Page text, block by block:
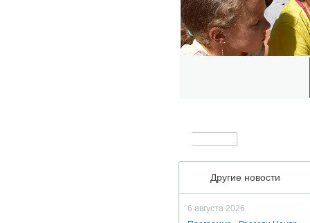
Другие новости
6 августа 2026